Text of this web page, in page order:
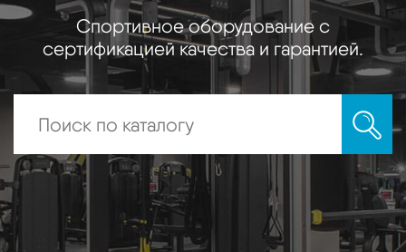
Спортивное оборудование с
сертификацией качества и гарантией.